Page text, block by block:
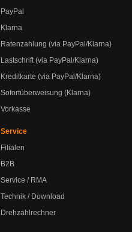
PayPal
Klarna
Ratenzahlung (via PayPal/Klarna)
Lastschrift (via PayPal/Klarna)
Kreditkarte (via PayPal/Klarna)
Sofortüberweisung (Klarna)
Vorkasse
Service
Filialen
B2B
Service / RMA
Technik / Download
Drehzahlrechner